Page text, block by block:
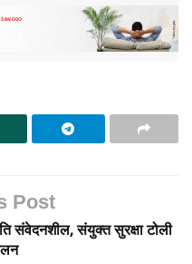
Post
संवेदनशील, संयुक्त सुरक्षा टोली